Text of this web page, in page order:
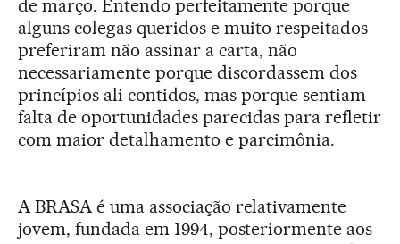
de março. Entendo perfeitamente porque
alguns colegas queridos e muito respeitados
preferiram não assinar a carta, não
necessariamente porque discordassem dos
princípios ali contidos, mas porque sentiam
falta de oportunidades parecidas para refletir
com maior detalhamento e parcimônia.
A BRASA é uma associação relativamente
jovem, fundada em 1994, posteriormente aos